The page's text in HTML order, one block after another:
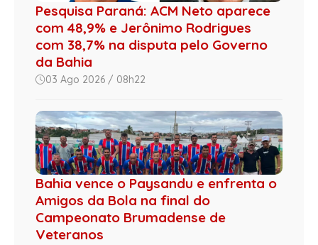
Pesquisa Paraná: ACM Neto aparece
com 48,9% e Jerônimo Rodrigues
com 38,7% na disputa pelo Governo
da Bahia
03 Ago 2026 / 08h22
Bahia vence o Paysandu e enfrenta o
Amigos da Bola na final do
Campeonato Brumadense de
Veteranos